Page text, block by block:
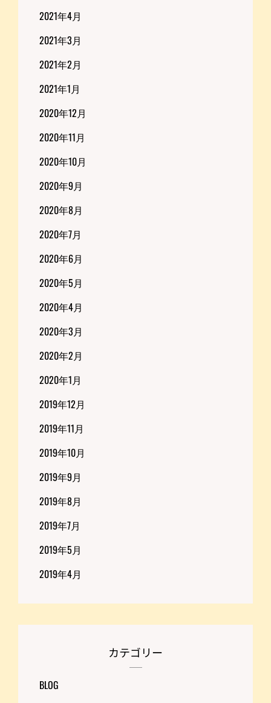
2021年4月
2021年3月
2021年2月
2021年1月
2020年12月
2020年11月
2020年10月
2020年9月
2020年8月
2020年7月
2020年6月
2020年5月
2020年4月
2020年3月
2020年2月
2020年1月
2019年12月
2019年11月
2019年10月
2019年9月
2019年8月
2019年7月
2019年5月
2019年4月
カテゴリー
BLOG